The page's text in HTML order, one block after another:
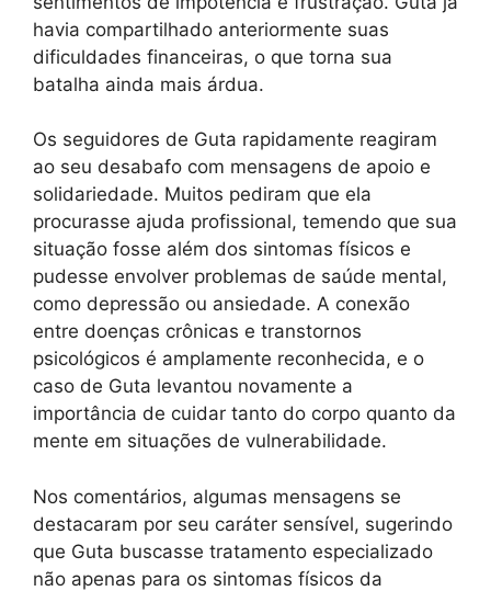
havia compartilhado anteriormente suas
dificuldades financeiras, o que torna sua
batalha ainda mais árdua.
Os seguidores de Guta rapidamente reagiram
ao seu desabafo com mensagens de apoio e
solidariedade. Muitos pediram que ela
procurasse ajuda profissional, temendo que sua
situação fosse além dos sintomas físicos e
pudesse envolver problemas de saúde mental,
como depressão ou ansiedade. A conexão
entre doenças crônicas e transtornos
psicológicos é amplamente reconhecida, e o
caso de Guta levantou novamente a
importância de cuidar tanto do corpo quanto da
mente em situações de vulnerabilidade.
Nos comentários, algumas mensagens se
destacaram por seu caráter sensível, sugerindo
que Guta buscasse tratamento especializado
não apenas para os sintomas físicos da